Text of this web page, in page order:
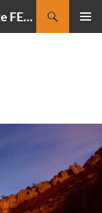
CIELMANIA : le blog de Jean-Baptiste FELDMANN, photographe du ciel